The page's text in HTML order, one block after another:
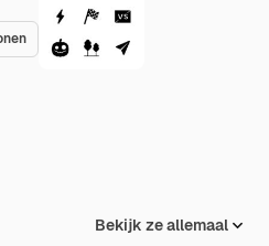
Bekijk ze allemaal